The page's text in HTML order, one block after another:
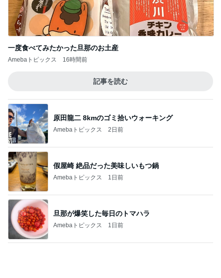
一度食べてみたかった旦那のお土産
Amebaトピックス 16時間前
記事を読む
原田龍二 8kmのゴミ拾いウォーキング
Amebaトピックス 2日前
假屋崎 絶品だった美味しいもつ鍋
Amebaトピックス 1日前
旦那が爆笑した毎日のトマハラ
Amebaトピックス 1日前